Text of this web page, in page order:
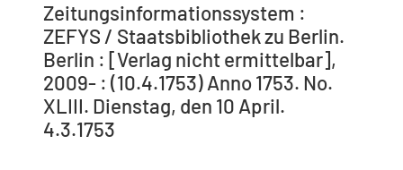
Zeitungsinformationssystem :
ZEFYS / Staatsbibliothek zu Berlin.
Berlin : [Verlag nicht ermittelbar],
2009- : (10.4.1753) Anno 1753. No.
XLIII. Dienstag, den 10 April.
4.3.1753